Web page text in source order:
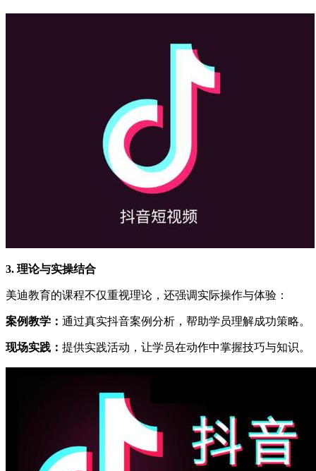
3. 理论与实操结合
美迪教育的课程不仅重视理论，还强调实际操作与体验：
案例教学： 通过真实抖音案例分析，帮助学员理解成功策略。
现场实践： 提供实践活动，让学员在动作中掌握技巧与知识。